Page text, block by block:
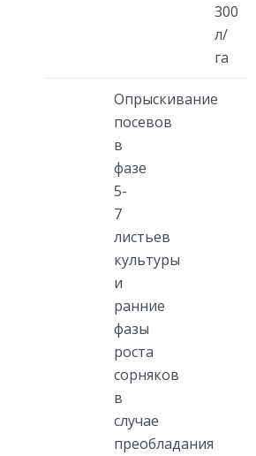
300
л/
га
Опрыскивание
посевов
в
фазе
5-
7
листьев
культуры
и
ранние
фазы
роста
сорняков
в
случае
преобладания